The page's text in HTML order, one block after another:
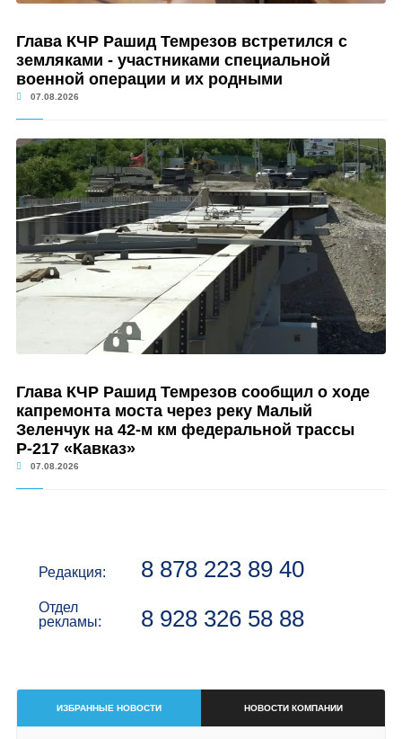
Глава КЧР Рашид Темрезов встретился с
земляками - участниками специальной
военной операции и их родными
07.08.2026
Глава КЧР Рашид Темрезов сообщил о ходе
капремонта моста через реку Малый
Зеленчук на 42-м км федеральной трассы
Р-217 «Кавказ»
07.08.2026
Редакция: 8 878 223 89 40
Отдел
рекламы:
8 928 326 58 88
ИЗБРАННЫЕ НОВОСТИ НОВОСТИ КОМПАНИИ